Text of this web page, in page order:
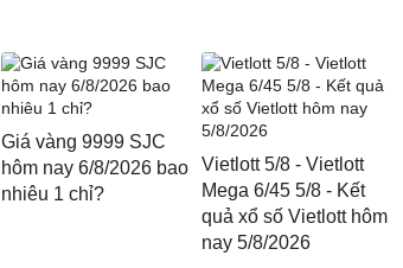
Giá vàng 9999 SJC
hôm nay 6/8/2026 bao
nhiêu 1 chỉ?
Vietlott 5/8 - Vietlott
Mega 6/45 5/8 - Kết
quả xổ số Vietlott hôm
nay 5/8/2026